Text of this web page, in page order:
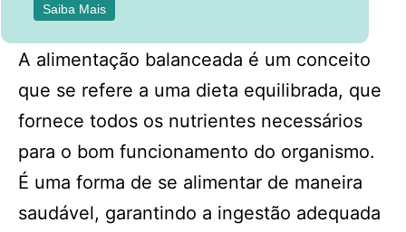
Saiba Mais
A alimentação balanceada é um conceito
que se refere a uma dieta equilibrada, que
fornece todos os nutrientes necessários
para o bom funcionamento do organismo.
É uma forma de se alimentar de maneira
saudável, garantindo a ingestão adequada